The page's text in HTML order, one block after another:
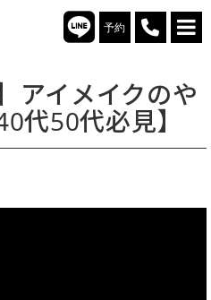
予約
アイメイクのや
代50代必見】